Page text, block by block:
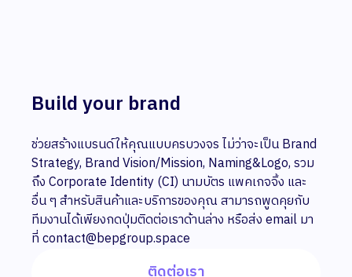
Build your brand
ช่วยสร้างแบรนด์ให้คุณแบบครบวงจร ไม่ว่าจะเป็น Brand
Strategy, Brand Vision/Mission, Naming&Logo, รวม
ถึง Corporate Identity (CI) นามบัตร แพคเกจจิ้ง และ
อื่น ๆ สำหรับสินค้าและบริการของคุณ สามารถพูดคุยกับ
ทีมงานได้เพียงกดปุ่มติดต่อเราด้านล่าง หรือส่ง email มา
ที่ contact@bepgroup.space